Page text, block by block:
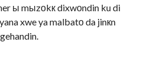
ы mыzоkк dixwоndin ku di
xwe ya malbatо da jinкn